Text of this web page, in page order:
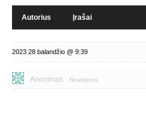
Autorius Įrašai
2023 28 balandžio @ 9:39
Anonimas Neaktyvus